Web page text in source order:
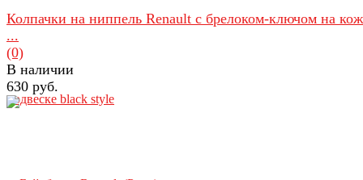
Колпачки на ниппель Renault с брелоком-ключом на
...
(0)
В наличии
630 руб.